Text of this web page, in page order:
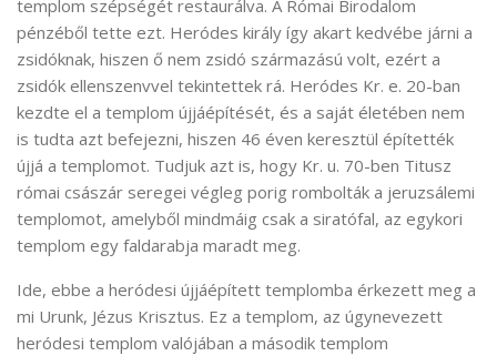
templom szépségét restaurálva. A Római Birodalom
pénzéből tette ezt. Heródes király így akart kedvébe járni a
zsidóknak, hiszen ő nem zsidó származású volt, ezért a
zsidók ellenszenvvel tekintettek rá. Heródes Kr. e. 20-ban
kezdte el a templom újjáépítését, és a saját életében nem
is tudta azt befejezni, hiszen 46 éven keresztül építették
újjá a templomot. Tudjuk azt is, hogy Kr. u. 70-ben Titusz
római császár seregei végleg porig rombolták a jeruzsálemi
templomot, amelyből mindmáig csak a siratófal, az egykori
templom egy faldarabja maradt meg.
Ide, ebbe a heródesi újjáépített templomba érkezett meg a
mi Urunk, Jézus Krisztus. Ez a templom, az úgynevezett
heródesi templom valójában a második templom